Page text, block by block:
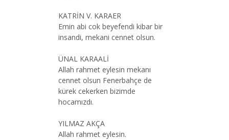
KATRİN V. KARAER
Emin abi cok beyefendi kibar bir
insandi, mekani cennet olsun.
ÜNAL KARAALİ
Allah rahmet eylesin mekanı
cennet olsun Fenerbahçe de
kürek cekerken bizimde
hocamızdı.
YILMAZ AKÇA
Allah rahmet eylesin.